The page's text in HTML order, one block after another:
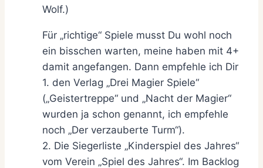
Wolf.)
Für „richtige“ Spiele musst Du wohl noch
ein bisschen warten, meine haben mit 4+
damit angefangen. Dann empfehle ich Dir
1. den Verlag „Drei Magier Spiele“
(„Geistertreppe“ und „Nacht der Magier“
wurden ja schon genannt, ich empfehle
noch „Der verzauberte Turm“).
2. Die Siegerliste „Kinderspiel des Jahres“
vom Verein „Spiel des Jahres“. Im Backlog